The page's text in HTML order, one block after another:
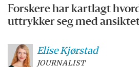
Forskere har kartlagt
uttrykker seg med
EliseKjørstad
JOURNALIST